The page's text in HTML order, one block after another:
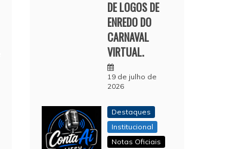
DE LOGOS DE
ENREDO DO
CARNAVAL
VIRTUAL.
19 de julho de
2026
Destaques
Institucional
Notas Oficiais